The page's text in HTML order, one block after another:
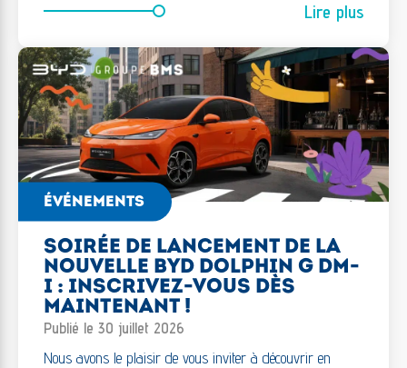
Lire plus
ÉVÉNEMENTS
SOIRÉE DE LANCEMENT DE LA
NOUVELLE BYD DOLPHIN G DM-
I : INSCRIVEZ-VOUS DÈS
MAINTENANT !
Publié le 30 juillet 2026
Nous avons le plaisir de vous inviter à découvrir en